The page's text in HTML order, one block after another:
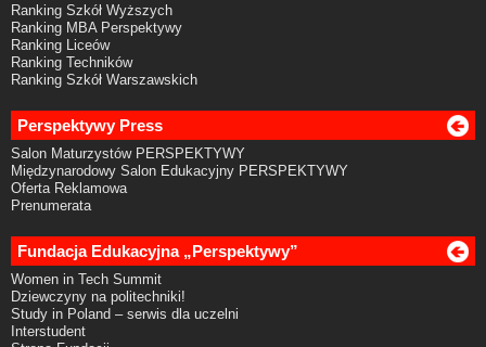
Ranking Szkół Wyższych
Ranking MBA Perspektywy
Ranking Liceów
Ranking Techników
Ranking Szkół Warszawskich
Perspektywy Press
Salon Maturzystów PERSPEKTYWY
Międzynarodowy Salon Edukacyjny PERSPEKTYWY
Oferta Reklamowa
Prenumerata
Fundacja Edukacyjna „Perspektywy”
Women in Tech Summit
Dziewczyny na politechniki!
Study in Poland – serwis dla uczelni
Interstudent